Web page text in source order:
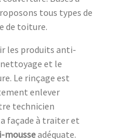
tous types de
de toiture.
les produits anti-
et le
Le rinçage est
enlever
technicien
façade à traiter et
mousseadéquate.